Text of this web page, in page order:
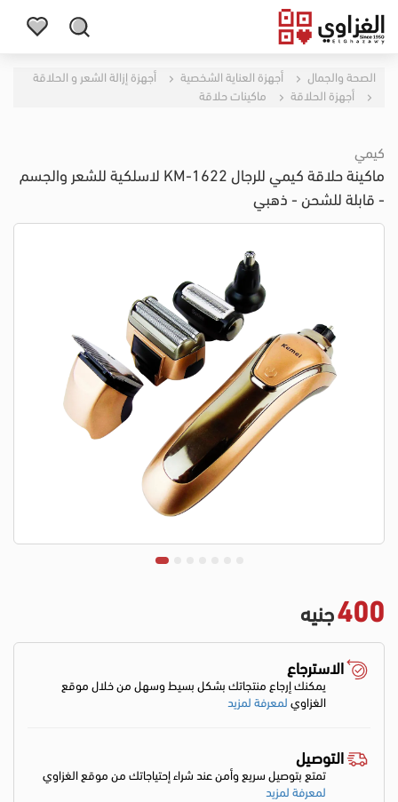
الصحة والجمال أجهزة العناية الشخصية
أجهزة إزالة الشعر و الحلاقة
أجهزة الحلاقة
ماكينات حلاقة
كيمي
ماكينة حلاقة كيمي للرجال KM-1622 لاسلكية للشعر والجسم
- قابلة للشحن - ذهبي
400جنيه
الاسترجاع
يمكنك إرجاع منتجاتك بشكل بسيط وسهل من خلال موقع
الغزاويلمعرفة لمزيد
التوصيل
تمتع بتوصيل سريع وأمن عند شراء إحتياجاتك من موقع الغزاوي
لمعرفة لمزيد